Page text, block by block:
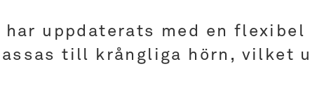
har uppdaterats med en
till krångliga hörn, vilket